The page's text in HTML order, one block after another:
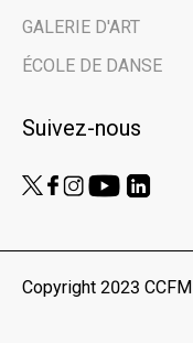
GALERIE D'ART
ÉCOLE DE DANSE
Suivez-nous
Copyright 2023 CCFM